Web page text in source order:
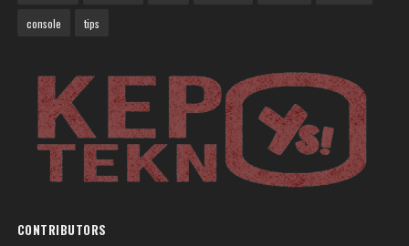
console tips
CONTRIBUTORS